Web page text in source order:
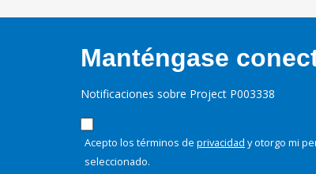
Manténgase
Notificaciones sobre Project P003338
Acepto los términos de privacidad y otorgo mi
seleccionado.